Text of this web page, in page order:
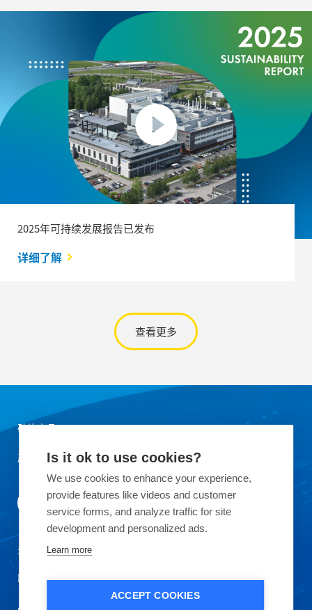
2025年可持续发展报告已发布
详细了解
查看更多
硅片产品
产品应用领域
关于OKMETIC
联系我们
Is it ok to use cookies?
We use cookies to enhance your experience,
provide features like videos and customer
service forms, and analyze traffic for site
development and personalized ads.
Learn more
ACCEPT COOKIES